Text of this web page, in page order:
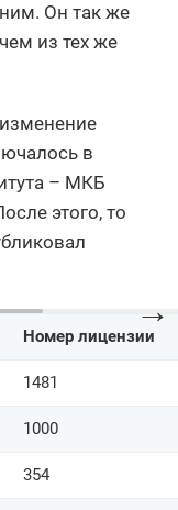
Он так же
из тех же
в
– МКБ
этого, то
→
Номер лицензии
1481
1000
354